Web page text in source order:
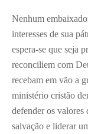
Nenhum
interesses de sua
espera-se que seja
reconciliem com
recebam em vão a
ministério cristão
defender os valores
salvação e liderar